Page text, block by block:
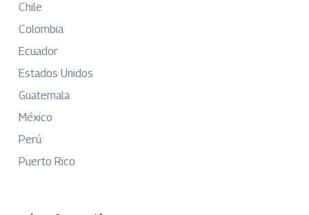
Chile
Colombia
Ecuador
Estados Unidos
Guatemala
México
Perú
Puerto Rico